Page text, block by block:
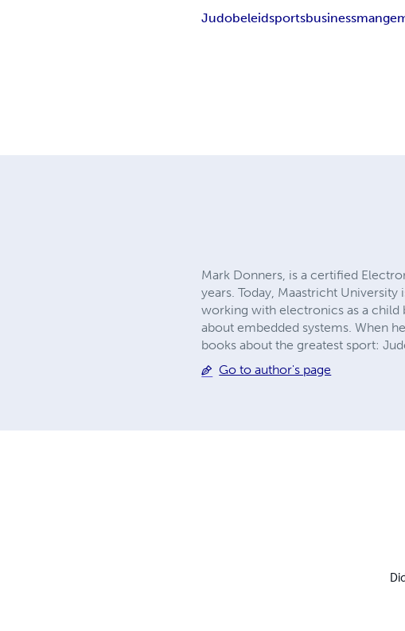
Judobeleidsportsbusiness
Mark Donners, is a certified
years. Today, Maastricht
working with electronics as a child
about embedded systems. When
books about the greatest sport:
Go to author's page